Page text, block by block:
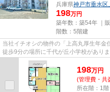
兵庫県神戸市垂水区
198万円
築年数：築54年 ｜販
階数：5階建
当社イチオシの物件の「上高丸厚生年金
徒歩9分の場所に千代が丘小学校があり
な住環境のマンションです。不...
198万円
(管理費・共
所在階：1階